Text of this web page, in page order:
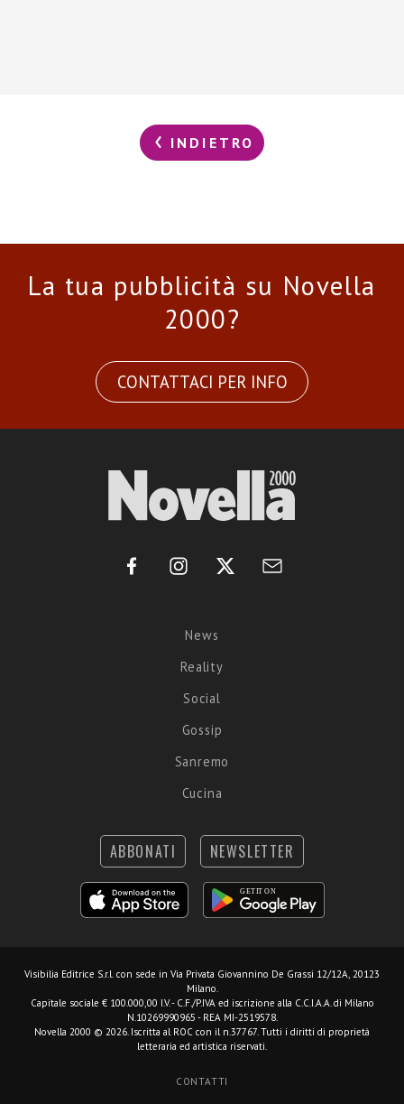
INDIETRO
La tua pubblicità su Novella
2000?
CONTATTACI PER INFO
News
Reality
Social
Gossip
Sanremo
Cucina
ABBONATI NEWSLETTER
Visibilia Editrice S.r.l. con sede in Via Privata Giovannino De Grassi 12/12A, 20123
Milano.
Capitale sociale € 100.000,00 I.V. - C.F./P.IVA ed iscrizione alla C.C.I.A.A. di Milano
N.10269990965 - REA MI-2519578.
Novella 2000 © 2026. Iscritta al ROC con il n.37767. Tutti i diritti di proprietà
letteraria ed artistica riservati.
CONTATTI